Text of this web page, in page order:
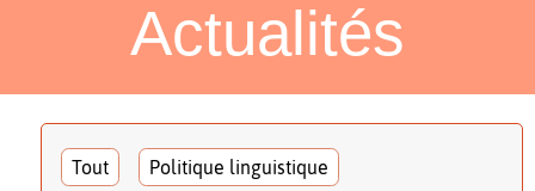
Actualités
Tout Politique linguistique